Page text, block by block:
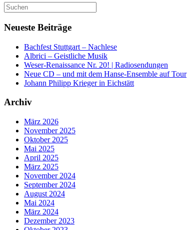
Suchen
nach:
Neueste Beiträge
Bachfest Stuttgart – Nachlese
Albrici – Geistliche Musik
Weser-Renaissance Nr. 20! | Radiosendungen
Neue CD – und mit dem Hanse-Ensemble auf Tour
Johann Philipp Krieger in Eichstätt
Archiv
März 2026
November 2025
Oktober 2025
Mai 2025
April 2025
März 2025
November 2024
September 2024
August 2024
Mai 2024
März 2024
Dezember 2023